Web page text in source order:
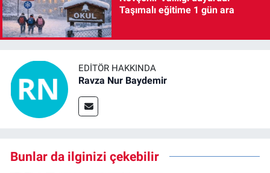
Taşımalı eğitime 1 gün ara
EDITÖR HAKKINDA
Ravza Nur Baydemir
Bunlar da ilginizi çekebilir